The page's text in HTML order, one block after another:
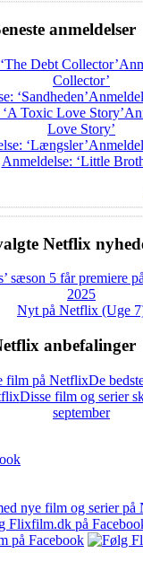
anmeldelser
Collector’
Love Story’
Anmeldelse: ‘Little
Netflix
sæson 5 får premiere
2025
Nyt på Netflix (Uge
anbefalinger
De
Disse film og serier
september
nye film og serier
Flixfilm.dk på